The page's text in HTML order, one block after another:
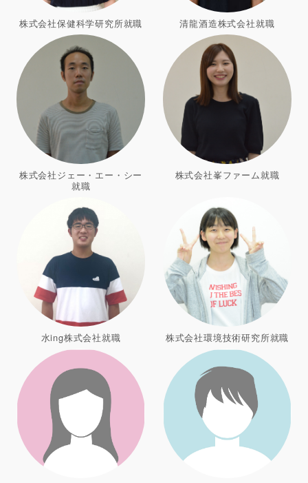
株式会社保健科学研究所就職 清龍酒造株式会社就職
株式会社ジェー・エー・シー
就職
株式会社峯ファーム就職
水ing株式会社就職 株式会社環境技術研究所就職